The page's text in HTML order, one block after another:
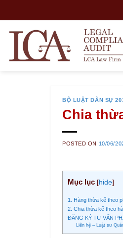
content
BỘ LUẬT DÂN SỰ
Chia
POSTED ON 10/06/
Mục lục [hide]
1. Hàng thừa kế theo
2. Chia thừa kế theo
ĐĂNG KÝ TƯ VẤN
Liên hệ – Luật sư